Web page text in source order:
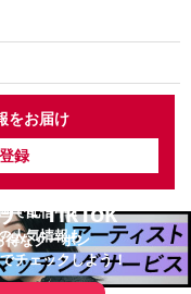
をお届け
録
- TikTok
得なクーポン
で配信中！
人気情報も
チェックしよう！